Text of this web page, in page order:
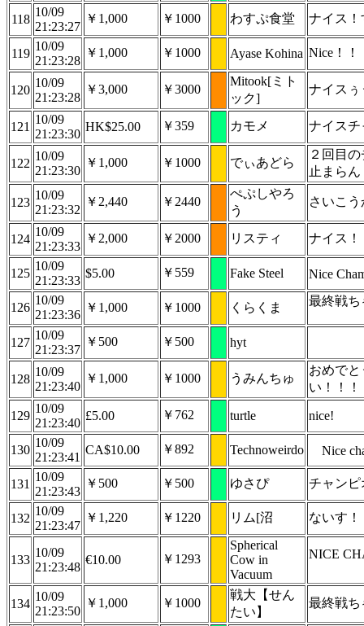
118
10/09
21:23:27
￥1,000 ￥1000 わすぷ食堂 ナイス！
119
10/09
21:23:28
￥1,000 ￥1000 Ayase Kohina Nice！！
120
10/09
21:23:28
￥3,000 ￥3000
Mitook[ミト
ック]
ナイスぅ
121
10/09
21:23:30
HK$25.00 ￥359 カモメ ナイスチ
122
10/09
21:23:30
￥1,000 ￥1000 でぃあどら
２回目
止まら
123
10/09
21:23:32
￥2,440 ￥2440
ぺぷしやろ
う
さいこ
124
10/09
21:23:33
￥2,000 ￥2000 リスティ ナイス！
125
10/09
21:23:33
$5.00 ￥559 Fake Steel Nice
126
10/09
21:23:36
￥1,000 ￥1000 くらくま 最終戦ち
127
10/09
21:23:37
￥500 ￥500 hyt
128
10/09
21:23:40
￥1,000 ￥1000 うみんちゅ
おめで
い！！
129
10/09
21:23:40
£5.00 ￥762 turtle nice!
130
10/09
21:23:41
CA$10.00 ￥892 Technoweirdo Nice
131
10/09
21:23:43
￥500 ￥500 ゆさぴ チャンピ
132
10/09
21:23:47
￥1,220 ￥1220 リム[沼 ないす！
133
10/09
21:23:48
€10.00 ￥1293
Spherical
Cow in
Vacuum
NICE
134
10/09
21:23:50
￥1,000 ￥1000
戦大【せん
たい】
最終戦ち